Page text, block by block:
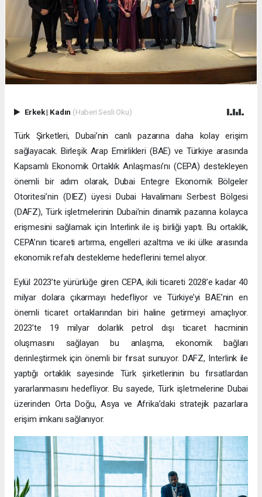
Erkek| Kadın (Haberi Sesli Oku)
Türk Şirketleri, Dubai’nin canlı pazarına daha kolay erişim
sağlayacak. Birleşik Arap Emirlikleri (BAE) ve Türkiye arasında
Kapsamlı Ekonomik Ortaklık Anlaşması’nı (CEPA) destekleyen
önemli bir adım olarak, Dubai Entegre Ekonomik Bölgeler
Otoritesi’nin (DIEZ) üyesi Dubai Havalimanı Serbest Bölgesi
(DAFZ), Türk işletmelerinin Dubai’nin dinamik pazarına kolayca
erişmesini sağlamak için Interlink ile iş birliği yaptı. Bu ortaklık,
CEPA’nın ticareti artırma, engelleri azaltma ve iki ülke arasında
ekonomik refahı destekleme hedeflerini temel alıyor.
Eylül 2023’te yürürlüğe giren CEPA, ikili ticareti 2028’e kadar 40
milyar dolara çıkarmayı hedefliyor ve Türkiye’yi BAE’nin en
önemli ticaret ortaklarından biri haline getirmeyi amaçlıyor.
2023’te 19 milyar dolarlık petrol dışı ticaret hacminin
oluşmasını sağlayan bu anlaşma, ekonomik bağları
derinleştirmek için önemli bir fırsat sunuyor. DAFZ, Interlink ile
yaptığı ortaklık sayesinde Türk şirketlerinin bu fırsatlardan
yararlanmasını hedefliyor. Bu sayede, Türk işletmelerine Dubai
üzerinden Orta Doğu, Asya ve Afrika’daki stratejik pazarlara
erişim imkanı sağlanıyor.